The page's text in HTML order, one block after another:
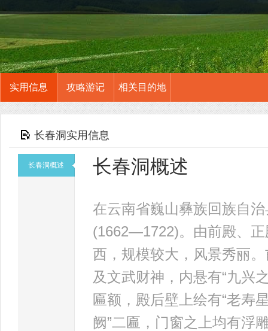
实用信息 攻略游记 相关目的地
长春洞实用信息
长春洞概述 长春洞概述
在云南省巍山彝族回族自
(1662—1722)。由前殿、
西，规模较大，风景秀丽
及文武财神，内悬有“九兴
匾额，殿后壁上绘有“老寿
阙”二匾，门窗之上均有浮